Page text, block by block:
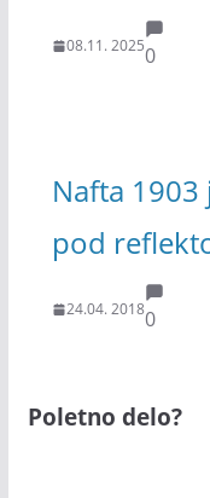
08.11. 20250
Nafta
pod
24.04. 20180
Poletno delo?